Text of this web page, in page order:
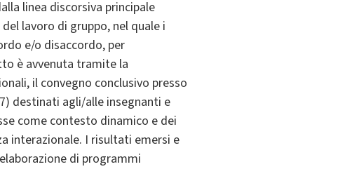
linea discorsiva principale
lavoro di gruppo, nel quale i
e/o disaccordo, per
è avvenuta tramite la
il convegno conclusivo presso
destinati agli/alle insegnanti e
come contesto dinamico e dei
interazionale. I risultati emersi e
di programmi